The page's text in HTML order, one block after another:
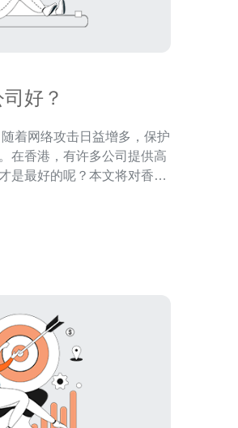
好？
在香港，有许多公司提供高
是最好的呢？本文将对香港